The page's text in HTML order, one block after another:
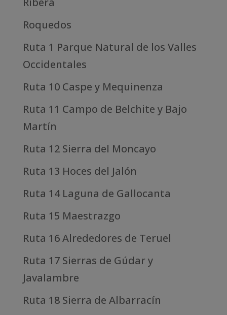
Roquedos
Ruta 1 Parque Natural de los Valles
Occidentales
Ruta 10 Caspe y Mequinenza
Ruta 11 Campo de Belchite y Bajo
Martín
Ruta 12 Sierra del Moncayo
Ruta 13 Hoces del Jalón
Ruta 14 Laguna de Gallocanta
Ruta 15 Maestrazgo
Ruta 16 Alrededores de Teruel
Ruta 17 Sierras de Gúdar y
Javalambre
Ruta 18 Sierra de Albarracín